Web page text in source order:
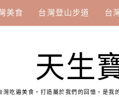
美食 台灣登山步道 台
天生
吃遍美食，打造屬於我們的回憶，是